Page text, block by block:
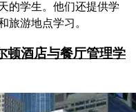
的学生。他们还提供学
游地点学习。
顿酒店与餐厅管理学